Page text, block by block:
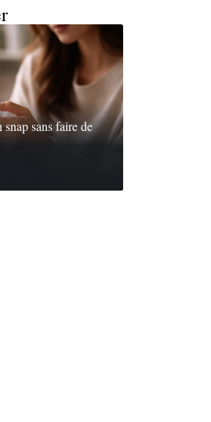
sans faire de